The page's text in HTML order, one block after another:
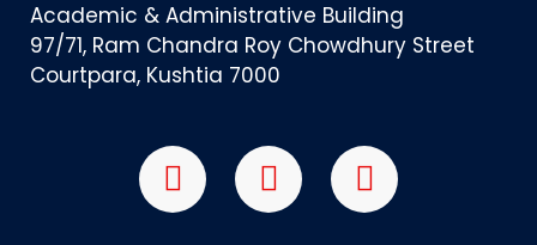
Academic & Administrative Building
97/71, Ram Chandra Roy Chowdhury Street
Courtpara, Kushtia 7000